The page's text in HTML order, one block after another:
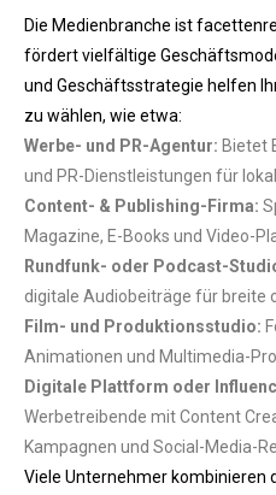
Die Medienbranche ist
fördert vielfältige
und Geschäftsstrategie helfen
zu wählen, wie etwa:
Werbe- und PR-Agentur: Bietet
und PR-Dienstleistungen für
Content- & Publishing-Firma:
Magazine, E-Books und Video-
Rundfunk- oder Podcast-
digitale Audiobeiträge für breite
Film- und Produktionsstudio:
Animationen und Multimedia-
Digitale Plattform oder
Werbetreibende mit Content
Kampagnen und Social-Media-
Viele Unternehmer kombinieren